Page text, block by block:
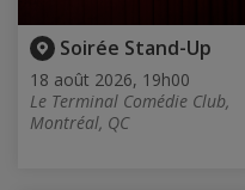
Soirée Stand-Up
18 août 2026, 19h00
Le Terminal Comédie Club,
Montréal, QC